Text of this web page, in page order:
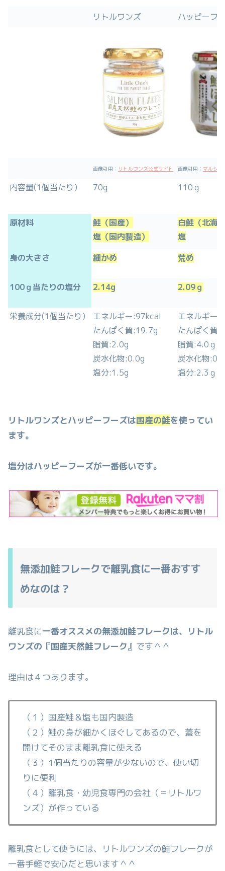
リトルワンズ ハッピーフ
画像引用： リトルワンズ公式サイト 画像引用： マルシマ
内容量(1個当たり） 70g 110ｇ
原材料
鮭（国産）
塩（国内製造）
白鮭（北海
塩
身の大きさ
細かめ 荒め
100ｇ当たりの塩分 2.14g 2.09ｇ
栄養成分(1個当たり）
エネルギー:97kcal
たんぱく質:19.7g
脂質:2.0g
炭水化物:0.0g
塩分:1.5g
エネルギー
たんぱく質
脂質:4.0ｇ
炭水化物
塩分:2.3ｇ
リトルワンズとハッピーフーズは国産の鮭を使ってい
ます。
塩分はハッピーフーズが一番低いです。
無添加鮭フレークで離乳食に一番おすす
めなのは？
離乳食に一番オススメの無添加鮭フレークは、リトル
ワンズの『国産天然鮭フレーク』 です＾＾
理由は４つあります。
（１）国産鮭＆塩も国内製造
（２）鮭の身が細かくほぐしてあるので、蓋を
開けてそのまま離乳食に使える
（３）1個当たりの容量が少ないので、使い切
りに便利
（４）離乳食・幼児食専門の会社（＝リトルワ
ンズ）が作っている
離乳食として使うには、リトルワンズの鮭フレークが
一番手軽で安心だと思います＾＾